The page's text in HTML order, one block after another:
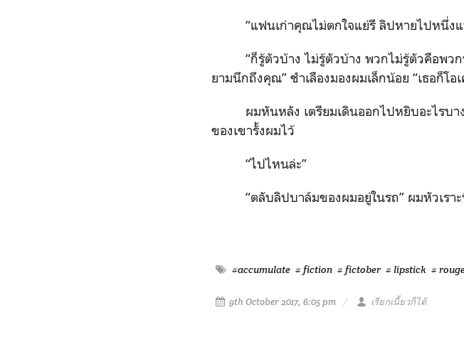
“แฟนเก่าคุณไม่ตกใจแย่รึ ลิปหายไปหนึ่งแ
“ก็รู้ตัวบ้าง ไม่รู้ตัวบ้าง พวกไม่รู้ตัวคือพ
ยามนึกถึงคุณ” ชำเลืองมองผมเล็กน้อย “เธอก็โอเ
ผมหันหลัง เตรียมเดินออกไปหยิบอะไรบ
ของเขารั้งผมไว้
“ไปไหนล่ะ”
“ตลับลิปบาล์มของผมอยู่ในรถ” ผมหัวเรา
#accumulate # fiction # fictober # lipstick #
9th October 2017, 6:05 pm เรียกเนี้ยวก็ได้